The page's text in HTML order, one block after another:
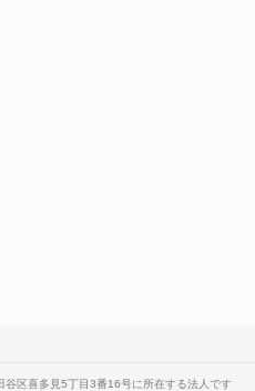
区喜多見5丁目3番16号に所在する法人です